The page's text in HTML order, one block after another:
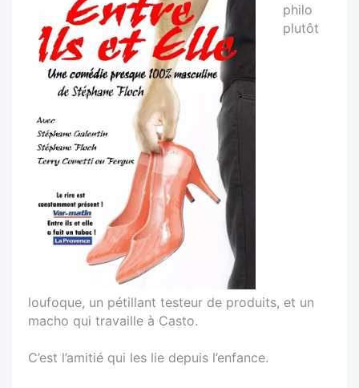
philo
plutôt
loufoque, un pétillant testeur de produits, et un
macho qui travaille à Casto.
C’est l’amitié qui les lie depuis l’enfance.